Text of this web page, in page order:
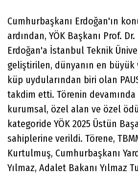
Cumhurbaşkanı Erdoğan'ın
ardından, YÖK Başkanı Prof.
Erdoğan'a İstanbul Teknik
geliştirilen, dünyanın en büyük
küp uydularından biri olan
takdim etti. Törenin devamında
kurumsal, özel alan ve özel
kategoride YÖK 2025 Üstün
sahiplerine verildi. Törene,
Kurtulmuş, Cumhurbaşkanı
Yılmaz, Adalet Bakanı Yılmaz